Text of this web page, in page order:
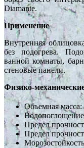
Diamante.
Применение
Внутренняя
без подогрева.
ванной комнаты,
стеновые панели.
Физико-
Объемная масса:
Предел
Предел